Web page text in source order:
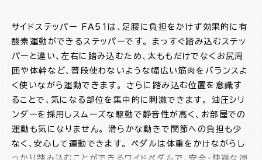
サイドステッパー FA51は、足腰に負担をかけず効果的に有
酸素運動ができるステッパーです。 まっすぐ踏み込むステッ
パーと違い、左右に踏み込むため、太ももだけでなくお尻周
囲や体幹など、普段使わないような幅広い筋肉をバランスよ
く使いながら運動できます。 さらに踏み込む位置を意識す
ることで、気になる部位を集中的に刺激できます。 油圧シリ
ンダーを採用しスムーズな駆動で静音性が高く、お部屋での
運動も気になりません。 滑らかな動きで関節への負担も少
なく、安心して運動できます。 ペダルは体重をかけながらし
っかり踏み込むことができるワイドペダルで、安全・快適な運